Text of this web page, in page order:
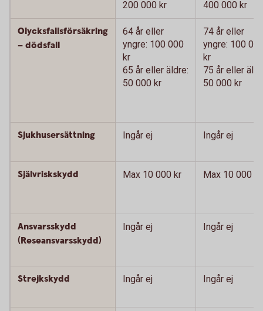
200 000 kr 400 000 kr
Olycksfallsförsäkring
– dödsfall
64 år eller
yngre: 100 000
kr
65 år eller äldre:
50 000 kr
74 år eller
yngre: 100
kr
75 år eller
50 000 kr
Sjukhusersättning Ingår ej Ingår ej
Självriskskydd Max 10 000 kr Max 10 000 kr
Ansvarsskydd
(Reseansvarsskydd)
Ingår ej Ingår ej
Strejkskydd Ingår ej Ingår ej